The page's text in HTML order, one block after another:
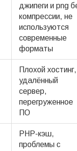
джипеги и png
компрессии, не
используются
современные
форматы
Плохой хостинг,
удалённый
сервер,
перегруженное
ПО
PHP-кэш,
проблемы с